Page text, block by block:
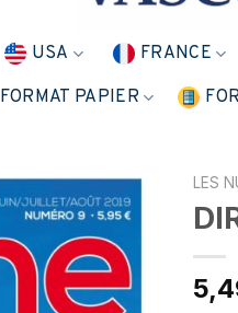
USA FRANCE
FORMAT PAPIER
LES